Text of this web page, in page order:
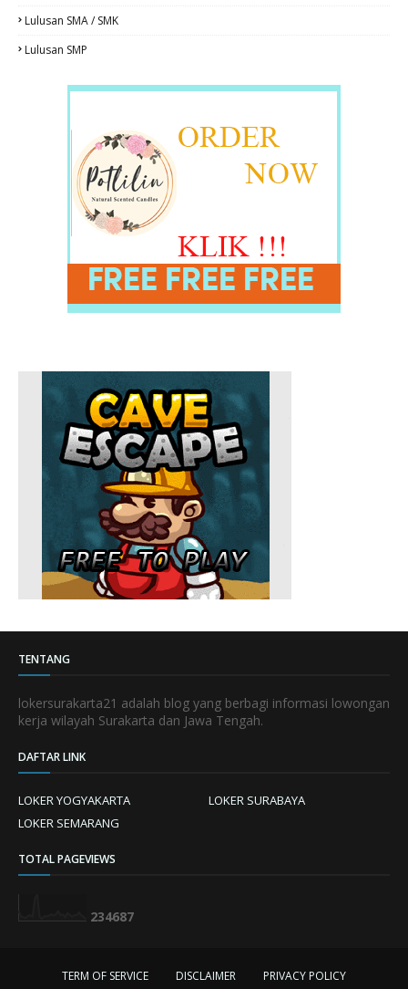
Lulusan SMA / SMK
Lulusan SMP
TENTANG
lokersurakarta21 adalah blog yang berbagi informasi lowongan
kerja wilayah Surakarta dan Jawa Tengah.
DAFTAR LINK
LOKER YOGYAKARTA
LOKER SURABAYA
LOKER SEMARANG
TOTAL PAGEVIEWS
234687
TERM OF SERVICE DISCLAIMER PRIVACY POLICY